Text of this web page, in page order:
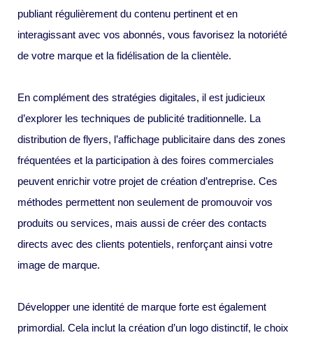
publiant régulièrement du contenu pertinent et en
interagissant avec vos abonnés, vous favorisez la notoriété
de votre marque et la fidélisation de la clientèle.
En complément des stratégies digitales, il est judicieux
d’explorer les techniques de publicité traditionnelle. La
distribution de flyers, l’affichage publicitaire dans des zones
fréquentées et la participation à des foires commerciales
peuvent enrichir votre projet de création d’entreprise. Ces
méthodes permettent non seulement de promouvoir vos
produits ou services, mais aussi de créer des contacts
directs avec des clients potentiels, renforçant ainsi votre
image de marque.
Développer une identité de marque forte est également
primordial. Cela inclut la création d’un logo distinctif, le choix